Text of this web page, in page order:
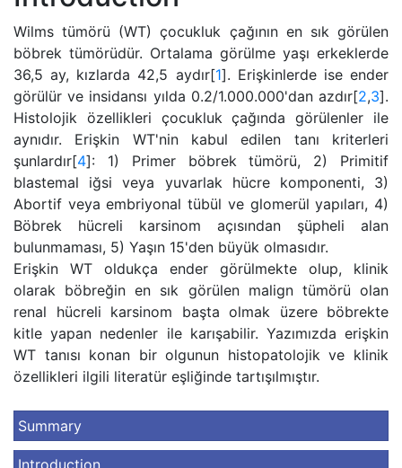
Wilms tümörü (WT) çocukluk çağının en sık görülen
böbrek tümörüdür. Ortalama görülme yaşı erkeklerde
36,5 ay, kızlarda 42,5 aydır[1]. Erişkinlerde ise ender
görülür ve insidansı yılda 0.2/1.000.000'dan azdır[2,3].
Histolojik özellikleri çocukluk çağında görülenler ile
aynıdır. Erişkin WT'nin kabul edilen tanı kriterleri
şunlardır[4]: 1) Primer böbrek tümörü, 2) Primitif
blastemal iğsi veya yuvarlak hücre komponenti, 3)
Abortif veya embriyonal tübül ve glomerül yapıları, 4)
Böbrek hücreli karsinom açısından şüpheli alan
bulunmaması, 5) Yaşın 15'den büyük olmasıdır.
Erişkin WT oldukça ender görülmekte olup, klinik
olarak böbreğin en sık görülen malign tümörü olan
renal hücreli karsinom başta olmak üzere böbrekte
kitle yapan nedenler ile karışabilir. Yazımızda erişkin
WT tanısı konan bir olgunun histopatolojik ve klinik
özellikleri ilgili literatür eşliğinde tartışılmıştır.
Summary
Introduction